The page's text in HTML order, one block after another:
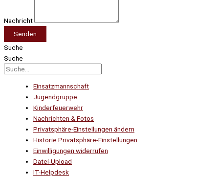
Nachricht
Senden
Suche
Suche
Einsatzmannschaft
Jugendgruppe
Kinderfeuerwehr
Nachrichten & Fotos
Privatsphäre-Einstellungen ändern
Historie Privatsphäre-Einstellungen
Einwilligungen widerrufen
Datei-Upload
IT-Helpdesk